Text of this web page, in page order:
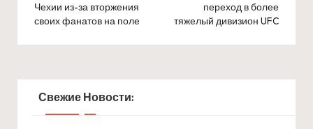
Чехии из-за вторжения
своих фанатов на поле
переход в более
тяжелый дивизион UFC
Свежие Новости: